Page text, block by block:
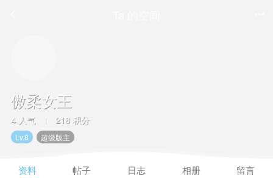
傲柔女王
4 人气 | 218 积分
Lv.8 超级版主
资料 帖子 日志 相册 留言